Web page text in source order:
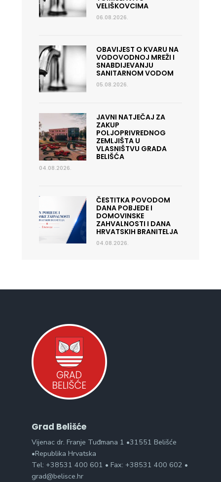
VELIŠKOVCIMA
06.08.2026.
OBAVIJEST O KVARU NA
VODOVODNOJ MREŽI I
SNABDIJEVANJU
SANITARNOM VODOM
05.08.2026.
JAVNI NATJEČAJ ZA
ZAKUP
POLJOPRIVREDNOG
ZEMLJIŠTA U
VLASNIŠTVU GRADA
BELIŠĆA
04.08.2026.
ČESTITKA POVODOM
DANA POBJEDE I
DOMOVINSKE
ZAHVALNOSTI I DANA
HRVATSKIH BRANITELJA
04.08.2026.
Grad Belišće
Vijenac dr. Franje Tuđmana 1 •31551 Belišće
•Republika Hrvatska
Tel: +38531 400 601 • Fax: +38531 400 602 •
grad@belisce.hr